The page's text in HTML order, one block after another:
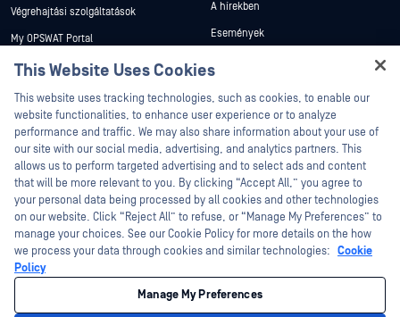
Végrehajtási szolgáltatások
My OPSWAT Portal
Műszaki dokumentáció
Képzések
Biztonsági sebezhetőségi program
Partnerek
Tanúsítvány
Technológiai partnerek
Channel partner program
A hírekben
Események
Fehér könyvek
©2026 OPSWAT . Minden jog fenntartva. OPSWAT, MetaDefender, Metascan,
MetaAccess, az OPSWAT , Trust no File. Trust No Device., OPSWAT , Protecting the
World's Critical Infrastructure, Deep CDR™ Technology, InQuest, az InQuest logó,
DFI, RetroHunt, Deep File Inspection és Join the Hunt az OPSWAT védjegyei. A
This Website Uses Cookies
This website uses tracking technologies, such as cookies, to enable our
website functionalities, to enhance user experience or to analyze
performance and traffic. We may also share information about your use of
our site with our social media, advertising, and analytics partners. This
allows us to perform targeted advertising and to select ads and content
that will be more relevant to you. By clicking “Accept All,” you agree to
your personal data being processed by all cookies and other technologies
on our website. Click “Reject All” to refuse, or “Manage My Preferences” to
manage your choices. See our Cookie Policy for more details on the how
we process your data through cookies and similar technologies: Cookie
Policy
Manage My Preferences
Hey there!
I'm Ozzy, your OPSWAT virtual assistant.
How can I help you secure what's critical
today?